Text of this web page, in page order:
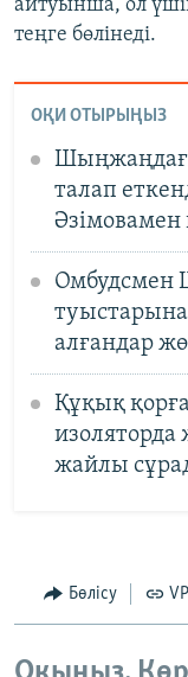
айтуынша, ол
теңге бөлінеді.
ОҚИ ОТЫРЫҢЫЗ
талап
Әзімовамен
Омбудсмен
алғандар
Құқық
изоляторда
жайлы
Бөлісу